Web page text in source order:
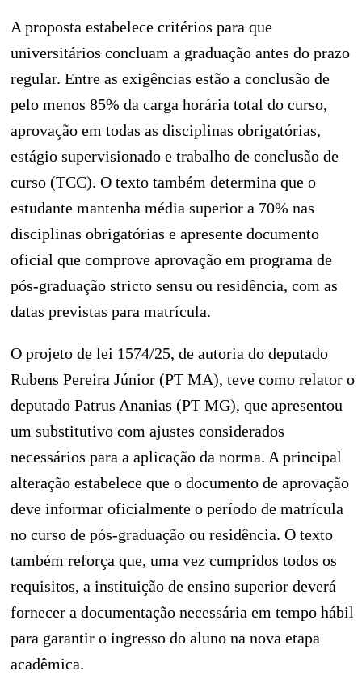
A proposta estabelece critérios para que
universitários concluam a graduação antes do prazo
regular. Entre as exigências estão a conclusão de
pelo menos 85% da carga horária total do curso,
aprovação em todas as disciplinas obrigatórias,
estágio supervisionado e trabalho de conclusão de
curso (TCC). O texto também determina que o
estudante mantenha média superior a 70% nas
disciplinas obrigatórias e apresente documento
oficial que comprove aprovação em programa de
pós-graduação stricto sensu ou residência, com as
datas previstas para matrícula.
O projeto de lei 1574/25, de autoria do deputado
Rubens Pereira Júnior (PT MA), teve como relator o
deputado Patrus Ananias (PT MG), que apresentou
um substitutivo com ajustes considerados
necessários para a aplicação da norma. A principal
alteração estabelece que o documento de aprovação
deve informar oficialmente o período de matrícula
no curso de pós-graduação ou residência. O texto
também reforça que, uma vez cumpridos todos os
requisitos, a instituição de ensino superior deverá
fornecer a documentação necessária em tempo hábil
para garantir o ingresso do aluno na nova etapa
acadêmica.